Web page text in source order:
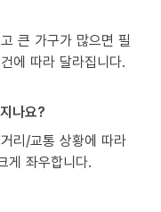
큰 가구가 많으면 필
에 따라 달라집니다.
나요?
리/교통 상황에 따라
게 좌우합니다.